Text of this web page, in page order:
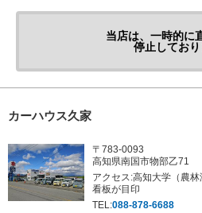
当店は、一時的に
停止してお
カーハウス久家
〒783-0093
高知県南国市物部乙71
アクセス:高知大学（農
看板が目印
TEL:088-878-6688